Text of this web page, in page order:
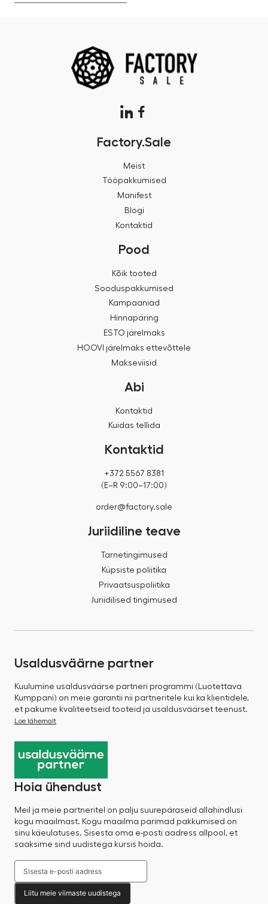
Factory.Sale
Meist
Tööpakkumised
Manifest
Blogi
Kontaktid
Pood
Kõik tooted
Sooduspakkumised
Kampaaniad
Hinnapäring
ESTO järelmaks
HOOVI järelmaks ettevõttele
Makseviisid
Abi
Kontaktid
Kuidas tellida
Kontaktid
+372 5567 8381
(E–R 9:00–17:00)
order@factory.sale
Juriidiline teave
Tarnetingimused
Küpsiste poliitika
Privaatsuspoliitika
Juriidilised tingimused
Usaldusväärne partner
Kuulumine usaldusväärse partneri programmi (Luotettava
Kumppani) on meie garantii nii partneritele kui ka klientidele,
et pakume kvaliteetseid tooteid ja usaldusväärset teenust.
Loe lähemalt
Hoia ühendust
Meil ja meie partneritel on palju suurepäraseid allahindlusi
kogu maailmast. Kogu maailma parimad pakkumised on
sinu käeulatuses. Sisesta oma e-posti aadress allpool, et
saaksime sind uudistega kursis hoida.
Liitu meie viimaste uudistega